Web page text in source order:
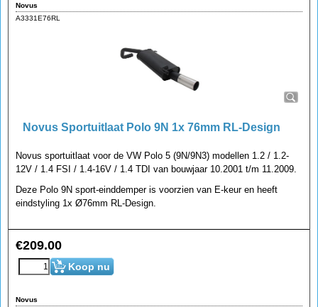
Novus
A3331E76RL
Novus Sportuitlaat Polo 9N 1x 76mm RL-Design
Novus sportuitlaat voor de VW Polo 5 (9N/9N3) modellen 1.2 / 1.2-
12V / 1.4 FSI / 1.4-16V / 1.4 TDI van bouwjaar 10.2001 t/m 11.2009.
Deze Polo 9N sport-einddemper is voorzien van E-keur en heeft
eindstyling 1x Ø76mm RL-Design.
€209.00
Koop nu
Novus